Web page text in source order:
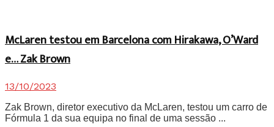
McLaren testou em Barcelona com Hirakawa, O’Ward
e… Zak Brown
13/10/2023
Zak Brown, diretor executivo da McLaren, testou um carro de
Fórmula 1 da sua equipa no final de uma sessão ...